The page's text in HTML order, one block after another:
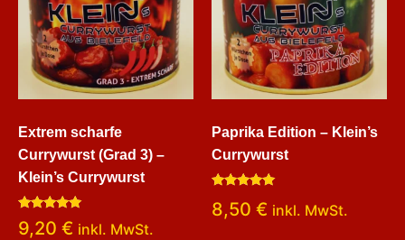
Extrem scharfe
Currywurst (Grad 3) –
Klein’s Currywurst
Bewertet
mit
9,20 € inkl. MwSt.
Paprika Edition – Klein’s
Currywurst
mit
5.00
8,50 € inkl. MwSt.